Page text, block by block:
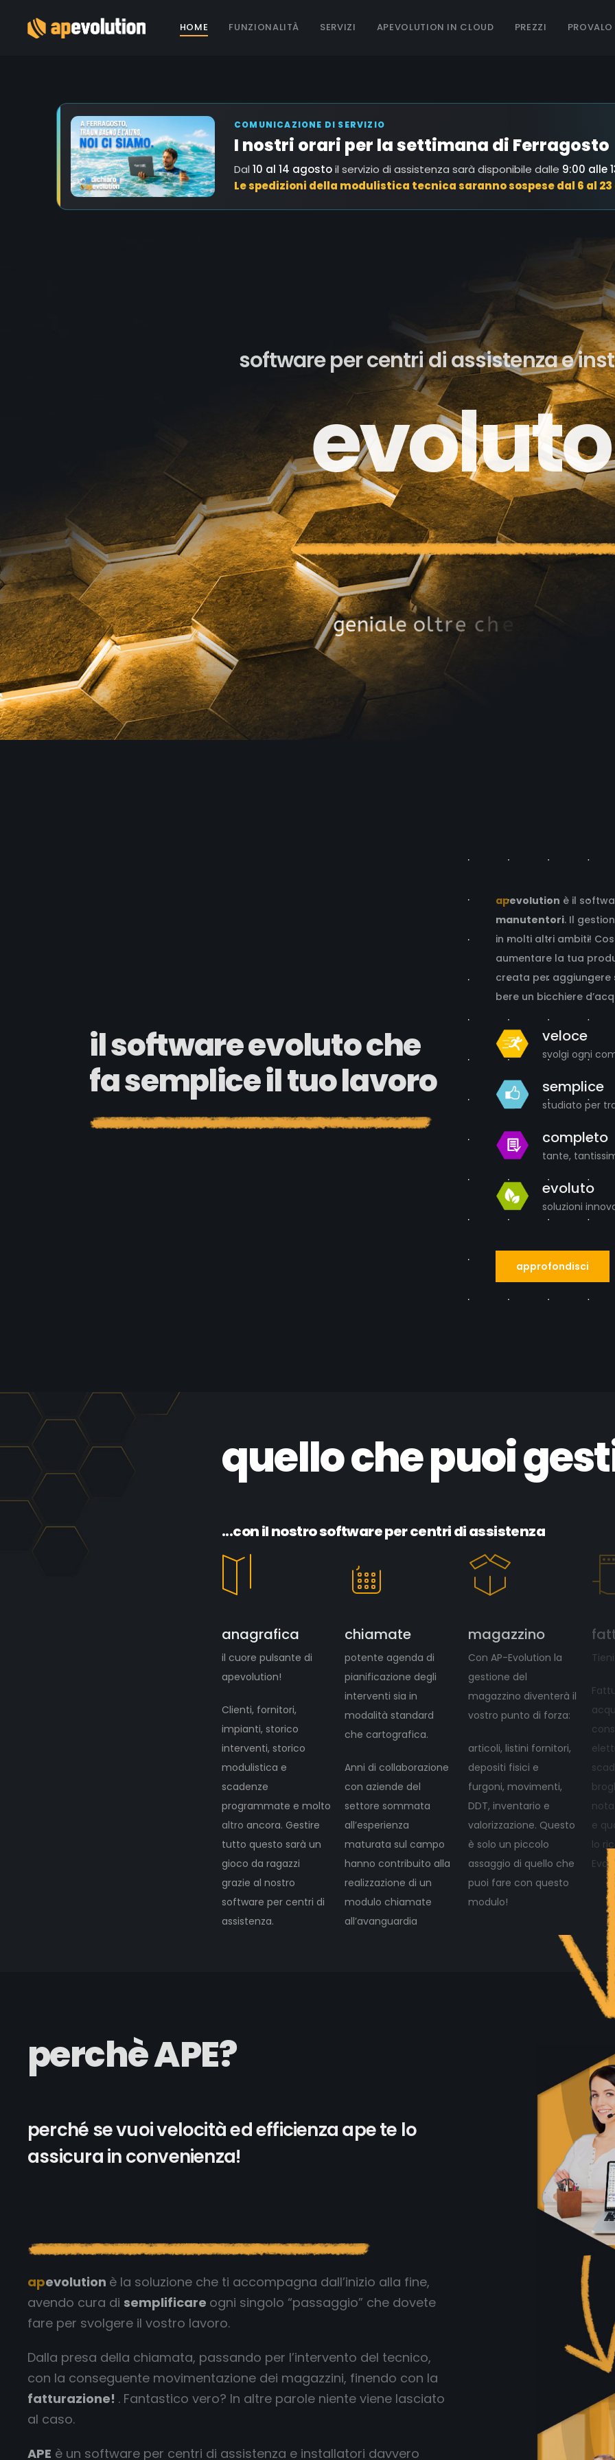
HOME FUNZIONALITÀ SERVIZI APEVOLUTION IN CLOUD PREZZI PROVALO
COMUNICAZIONE DI SERVIZIO
I nostri orari per la settimana di Ferragosto
Dal 10 al 14 agostoil servizio di assistenza sarà disponibile dalle 9:00 alle
Le spedizioni della modulistica tecnica saranno sospese dal 6 al
software per centri di assistenza e
geniale oltre che g e
il software evoluto che
fa semplice il tuo lavoro
apevolution è il
manutentori. Il
in molti altri ambiti!
aumentare la tua
creata per aggiungere
bere un bicchiere
veloce
svolgi ogni
semplice
studiato per
completo
tante,
evoluto
soluzioni
approfondisci
quello che puoi
...con il nostro software per centri di assistenza
anagrafica
il cuore pulsante di
apevolution!
Clienti, fornitori,
impianti, storico
interventi, storico
modulistica e
scadenze
programmate e molto
altro ancora. Gestire
tutto questo sarà un
gioco da ragazzi
grazie al nostro
software per centri di
assistenza.
chiamate
potente agenda di
pianificazione degli
interventi sia in
modalità standard
che cartografica.
Anni di collaborazione
con aziende del
settore sommata
all’esperienza
maturata sul campo
hanno contribuito alla
realizzazione di un
modulo chiamate
all’avanguardia
magazzino
Con AP-Evolution la
gestione del
magazzino diventerà il
vostro punto di forza:
articoli, listini fornitori,
depositi fisici e
furgoni, movimenti,
DDT, inventario e
valorizzazione. Questo
è solo un piccolo
assaggio di quello che
puoi fare con questo
modulo!
e
lo
perchè APE?
perché se vuoi velocità ed efficienza ape te lo
assicura in convenienza!
apevolution è la soluzione che ti accompagna dall’inizio alla fine,
avendo cura di semplificare ogni singolo “passaggio” che dovete
fare per svolgere il vostro lavoro.
Dalla presa della chiamata, passando per l’intervento del tecnico,
con la conseguente movimentazione dei magazzini, finendo con la
fatturazione! . Fantastico vero? In altre parole niente viene lasciato
al caso.
APE è un software per centri di assistenza e installatori davvero